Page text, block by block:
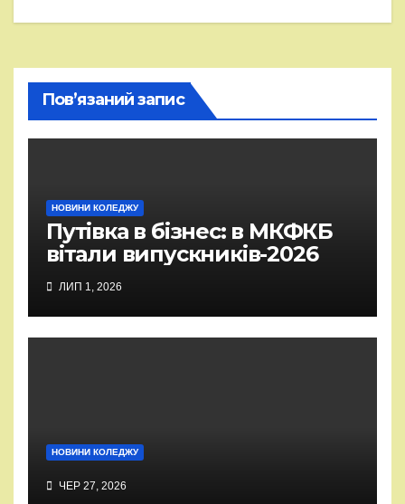
Пов’язаний запис
НОВИНИ КОЛЕДЖУ
Путівка в бізнес: в МКФКБ
вітали випускників-2026
ЛИП 1, 2026
НОВИНИ КОЛЕДЖУ
ЧЕР 27, 2026